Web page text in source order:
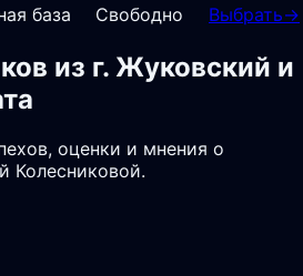
база Свободно Выбрать→
из г. Жуковский и
оценки и мнения о
Колесниковой.